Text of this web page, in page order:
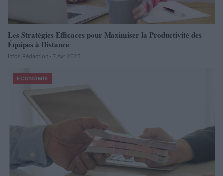
Les Stratégies Efficaces pour Maximiser la Productivité des
Équipes à Distance
Infos Rédaction · 7 Avr 2025
ECONOMIE